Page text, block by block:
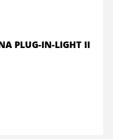
PLUG-IN-LIGHT II